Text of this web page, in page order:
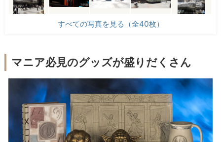
すべての写真を見る（全40枚）
マニア必見のグッズが盛りだくさん